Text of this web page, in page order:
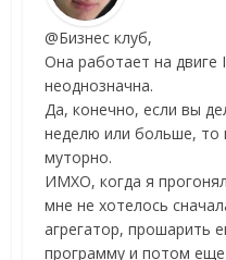
@Бизнес клуб,
Она работает на двиге
неоднозначна.
Да, конечно, если вы
неделю или больше, то
муторно.
ИМХО, когда я
мне не хотелось
агрегатор, прошарить
программу и потом